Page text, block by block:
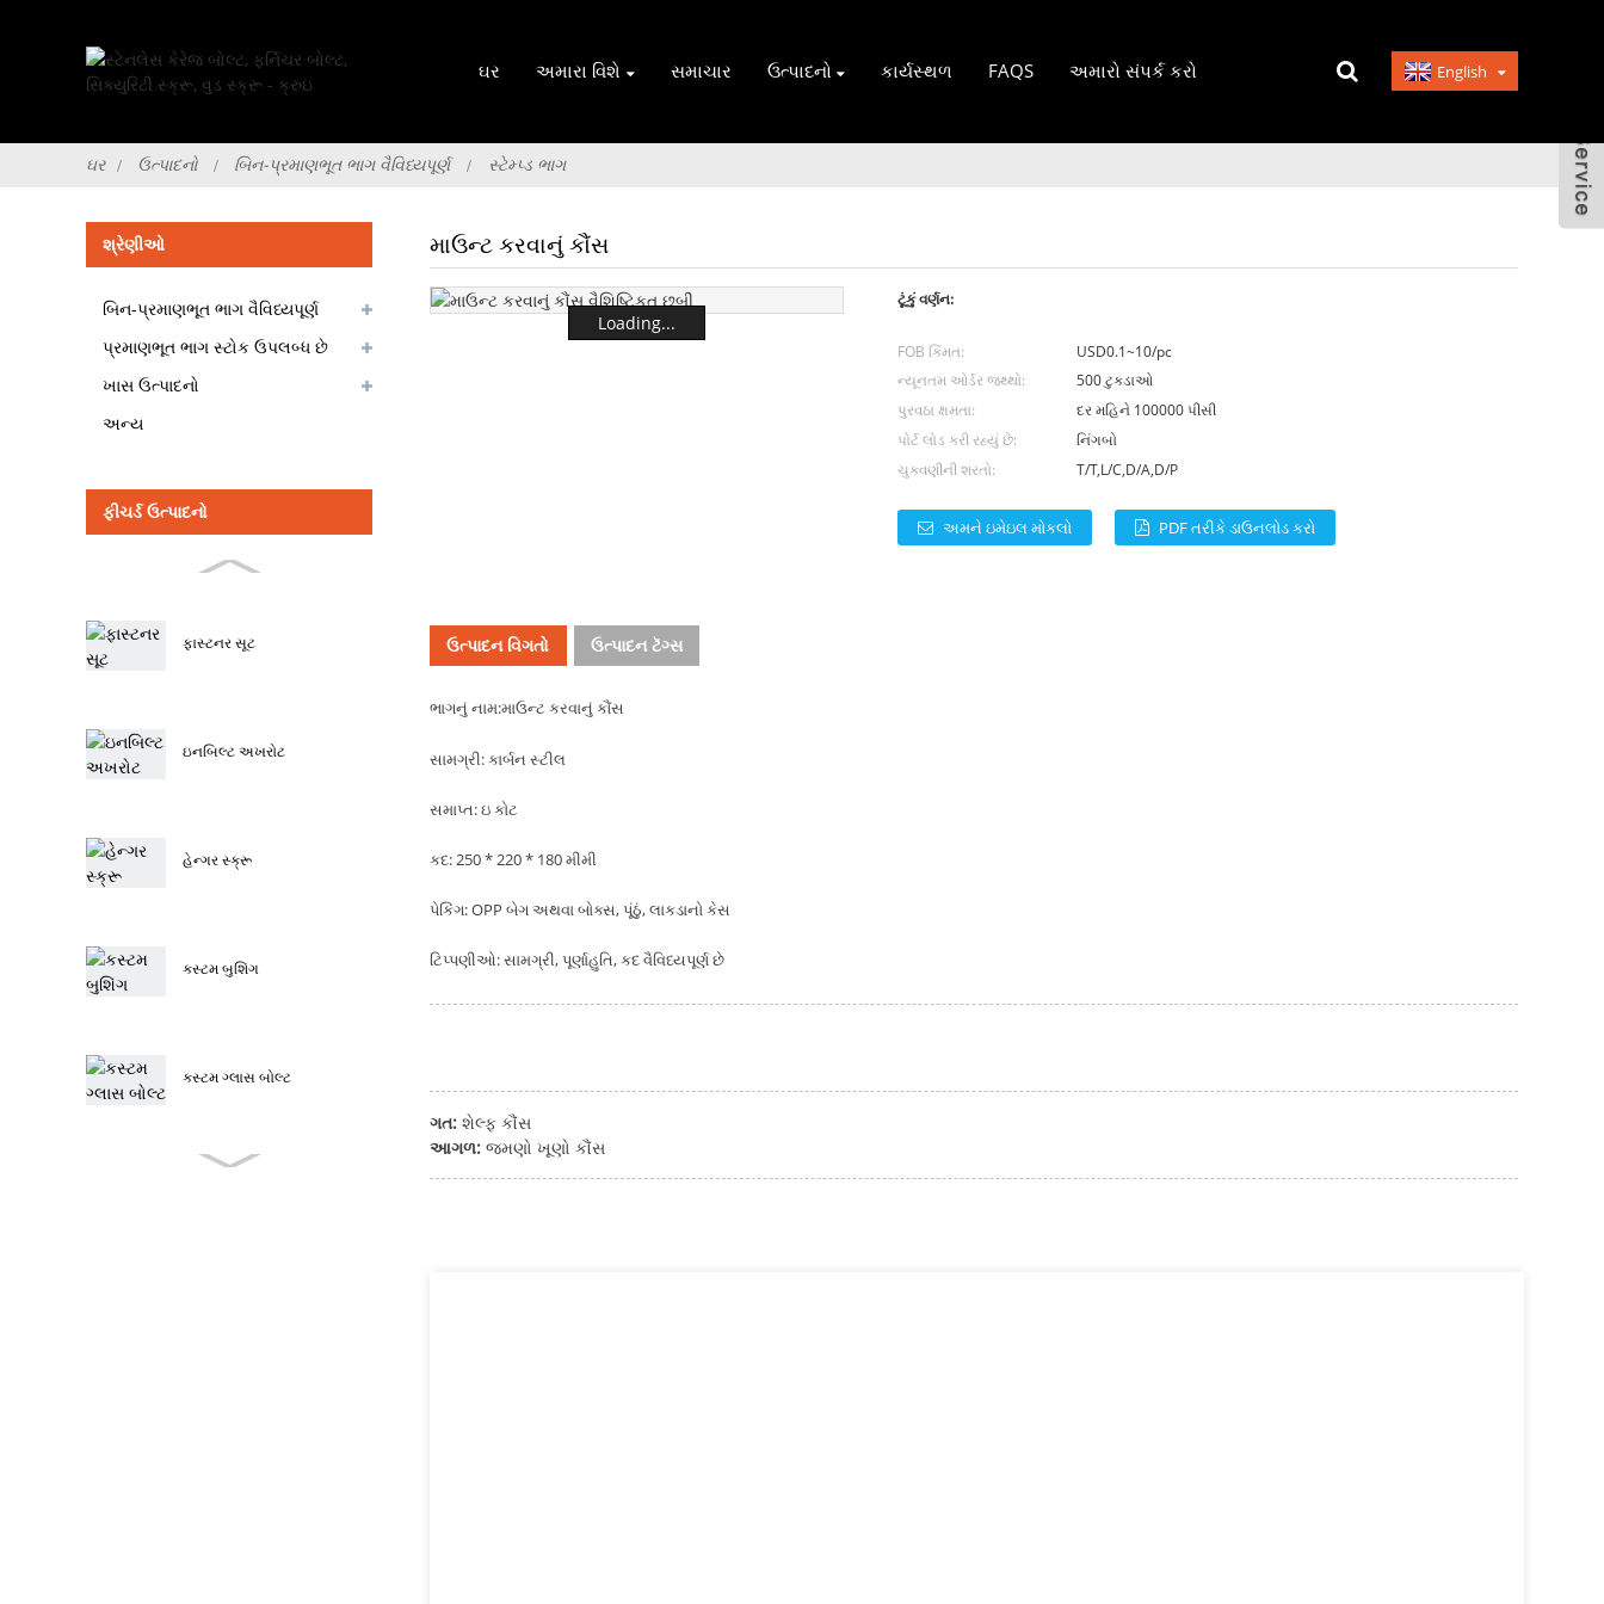
ઘર અમારા વિશે સમાચાર ઉત્પાદનો કાર્યસ્થળ FAQS અમારો સંપર્ક કરો English
ઘર ઉત્પાદનો બિન-પ્રમાણભૂત ભાગ વૈવિધ્યપૂર્ણ સ્ટેમ્પ્ડ ભાગ
શ્રેણીઓ
બિન-પ્રમાણભૂત ભાગ વૈવિધ્યપૂર્ણ
પ્રમાણભૂત ભાગ સ્ટોક ઉપલબ્ધ છે
ખાસ ઉત્પાદનો
અન્ય
ફીચર્ડ ઉત્પાદનો
ફાસ્ટનર સૂટ
ઇનબિલ્ટ અખરોટ
હેન્ગર સ્ક્રૂ
કસ્ટમ બુશિંગ
કસ્ટમ ગ્લાસ બોલ્ટ
માઉન્ટ કરવાનું કૌંસ
Loading...
ટૂંકું વર્ણન:
FOB કિંમત:
USD0.1~10/pc
ન્યૂનતમ ઓર્ડર જથ્થો:
500 ટુકડાઓ
પુરવઠા ક્ષમતા:
દર મહિને 100000 પીસી
પોર્ટ લોડ કરી રહ્યું છે:
નિંગબો
ચુકવણીની શરતો:
T/T,L/C,D/A,D/P
અમને ઇમેઇલ મોકલો PDF તરીકે ડાઉનલોડ કરો
ઉત્પાદન વિગતો ઉત્પાદન ટૅગ્સ
ભાગનું નામ:માઉન્ટ કરવાનું કૌંસ
સામગ્રી: કાર્બન સ્ટીલ
સમાપ્ત: ઇ કોટ
કદ: 250 * 220 * 180 મીમી
પેકિંગ: OPP બેગ અથવા બોક્સ, પૂંઠું, લાકડાનો કેસ
ટિપ્પણીઓ: સામગ્રી, પૂર્ણાહુતિ, કદ વૈવિધ્યપૂર્ણ છે
ગત: શેલ્ફ કૌંસ
આગળ: જમણો ખૂણો કૌંસ